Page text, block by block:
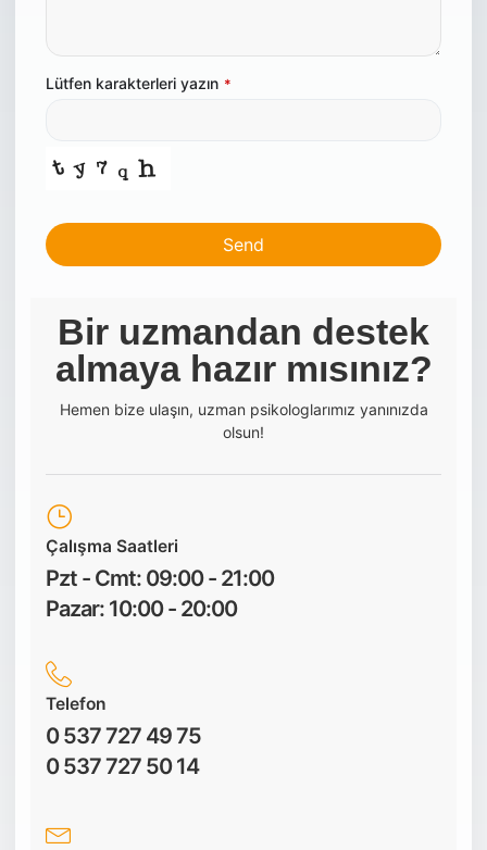
Bir uzmandan destek
almaya hazır mısınız?
Hemen bize ulaşın, uzman psikologlarımız yanınızda
olsun!
Çalışma Saatleri
Pzt - Cmt: 09:00 - 21:00
Pazar: 10:00 - 20:00
Telefon
0 537 727 49 75
0 537 727 50 14
Lütfen karakterleri yazın *
Send
field
should
be left
blank